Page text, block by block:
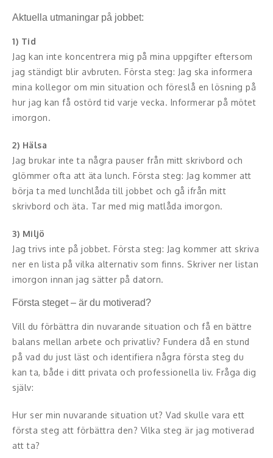
Aktuella utmaningar på jobbet:
1) Tid
Jag kan inte koncentrera mig på mina uppgifter eftersom
jag ständigt blir avbruten. Första steg: Jag ska informera
mina kollegor om min situation och föreslå en lösning på
hur jag kan få ostörd tid varje vecka. Informerar på mötet
imorgon.
2) Hälsa
Jag brukar inte ta några pauser från mitt skrivbord och
glömmer ofta att äta lunch. Första steg: Jag kommer att
börja ta med lunchlåda till jobbet och gå ifrån mitt
skrivbord och äta. Tar med mig matlåda imorgon.
3) Miljö
Jag trivs inte på jobbet. Första steg: Jag kommer att skriva
ner en lista på vilka alternativ som finns. Skriver ner listan
imorgon innan jag sätter på datorn.
Första steget – är du motiverad?
Vill du förbättra din nuvarande situation och få en bättre
balans mellan arbete och privatliv? Fundera då en stund
på vad du just läst och identifiera några första steg du
kan ta, både i ditt privata och professionella liv. Fråga dig
själv:
Hur ser min nuvarande situation ut? Vad skulle vara ett
första steg att förbättra den? Vilka steg är jag motiverad
att ta?